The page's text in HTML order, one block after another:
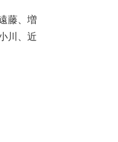
藤、増
川、近